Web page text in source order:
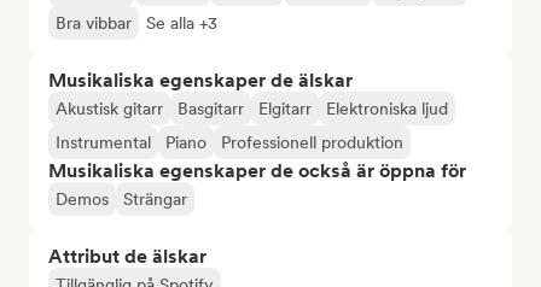
Bra vibbar
Se alla +3
Musikaliska egenskaper de älskar
Akustisk gitarr Basgitarr Elgitarr
Elektroniska ljud
Instrumental
Piano Professionell produktion
Musikaliska egenskaper de också är öppna för
Demos Strängar
Attribut de älskar